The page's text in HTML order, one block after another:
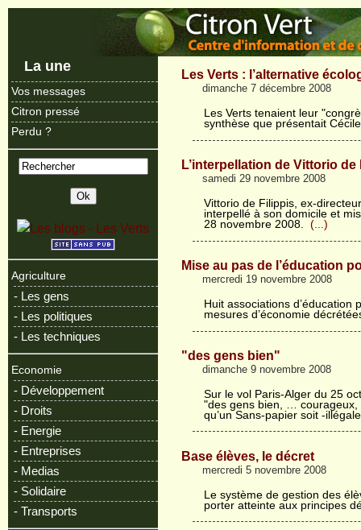
La une
Vos messages
Citron pressé
Perdu ?
Agriculture
- Les gens
- Les politiques
- Les techniques
Economie
- Développement
- Droits
- Energie
- Entreprises
- Medias
- Solidaire
- Transports
Les Verts : l’alternative
dimanche 7 décembre 2008
Les Verts tenaient leur
synthèse que présentait
L’interpellation de Vittorio
samedi 29 novembre 2008
Vittorio de Filippis, ex-
interpellé à son domicile et
28 novembre 2008.
(...)
Mise au pas de l’éducation
mercredi 19 novembre 2008
Huit associations
mesures d’économie
"des gens bien"
dimanche 9 novembre 2008
Sur le vol Paris-Alger du 25
"des gens bien, … courageux,
qu’un Sans-papier soit -
Base élèves, le décret
mercredi 5 novembre 2008
Le système de gestion des
porter atteinte aux principes